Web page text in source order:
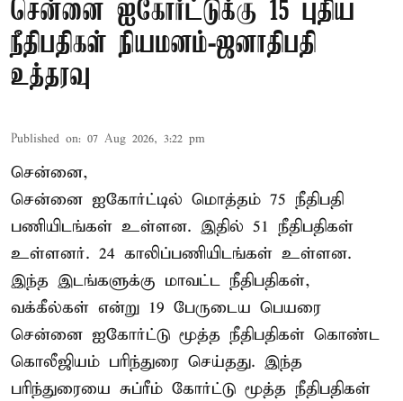
சென்னை ஐகோர்ட்டுக்கு 15 புதிய
நீதிபதிகள் நியமனம்-ஜனாதிபதி
உத்தரவு
Published on: 07 Aug 2026, 3:22 pm
சென்னை,
சென்னை ஐகோர்ட்டில் மொத்தம் 75 நீதிபதி
பணியிடங்கள் உள்ளன. இதில் 51 நீதிபதிகள்
உள்ளனர். 24 காலிப்பணியிடங்கள் உள்ளன.
இந்த இடங்களுக்கு மாவட்ட நீதிபதிகள்,
வக்கீல்கள் என்று 19 பேருடைய பெயரை
சென்னை ஐகோர்ட்டு மூத்த நீதிபதிகள் கொண்ட
கொலீஜியம் பரிந்துரை செய்தது. இந்த
பரிந்துரையை சுப்ரீம் கோர்ட்டு மூத்த நீதிபதிகள்